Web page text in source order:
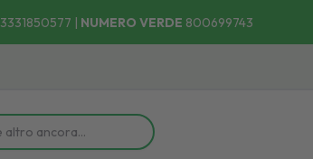
3331850577 | NUMERO VERDE 800699743